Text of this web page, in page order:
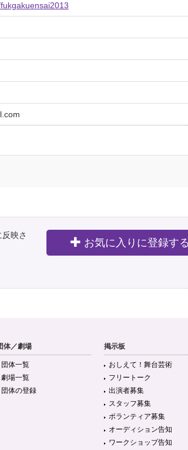
映さ
お気に入りに登録する
体／劇場
団体一覧
劇場一覧
団体の登録
掲示板
おしえて！舞台芸術
フリートーク
出演者募集
スタッフ募集
ボランティア募集
オーディション告知
ワークショップ告知